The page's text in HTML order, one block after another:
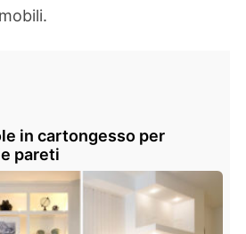
in cartongesso per
pareti